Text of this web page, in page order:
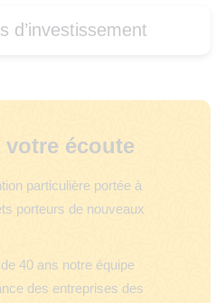
d’investissement
votre écoute
particulière portée à
porteurs de nouveaux
40 ans notre équipe
des entreprises des